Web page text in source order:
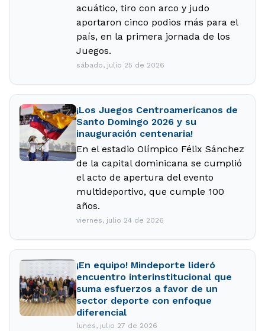
acuático, tiro con arco y judo
aportaron cinco podios más para el
país, en la primera jornada de los
Juegos.
sábado, julio 25 de 2026
¡Los Juegos Centroamericanos de
Santo Domingo 2026 y su
inauguración centenaria!
En el estadio Olímpico Félix Sánchez
de la capital dominicana se cumplió
el acto de apertura del evento
multideportivo, que cumple 100
años.
viernes, julio 24 de 2026
¡En equipo! Mindeporte lideró
encuentro interinstitucional que
suma esfuerzos a favor de un
sector deporte con enfoque
diferencial
lunes, julio 27 de 2026